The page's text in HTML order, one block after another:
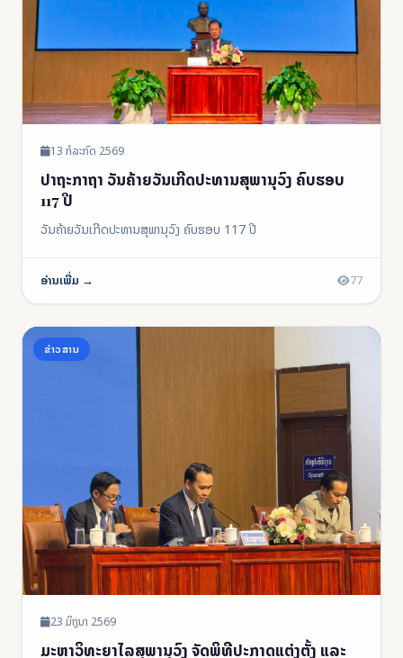
13 ກໍລະກົດ 2569
ປາຖະກາຖາ ວັນຄ້າຍວັນເກີດປະທານສຸພານຸວົງ ຄົບຮອບ
117 ປີ
ວັນຄ້າຍວັນເກີດປະທານສຸພານຸວົງ ຄົບຮອບ 117 ປີ
ອ່ານເພີ່ມ → 77
ຂ່າວສານ
23 ມິຖຸນາ 2569
ມະຫາວິທະຍາໄລສຸພານຸວົງ ຈັດພິທີປະກາດແຕ່ງຕັ້ງ ແລະ